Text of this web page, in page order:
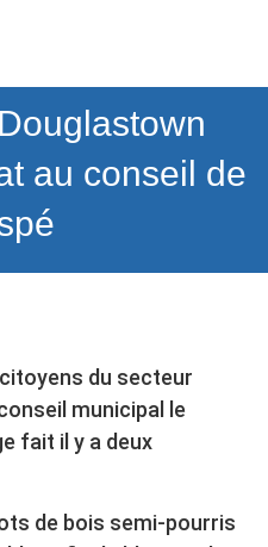
au conseil de
du secteur
municipal le
fait il y a deux
de bois semi-pourris